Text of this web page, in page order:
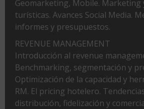
Geomarketing, Mobile. Marketing
turísticas. Avances Social Media.
informes y presupuestos.
REVENUE MANAGEMENT
Introducción al revenue
Benchmarking, segmentación y
Optimización de la capacidad y
RM. El pricing hotelero.
distribución, fidelización y